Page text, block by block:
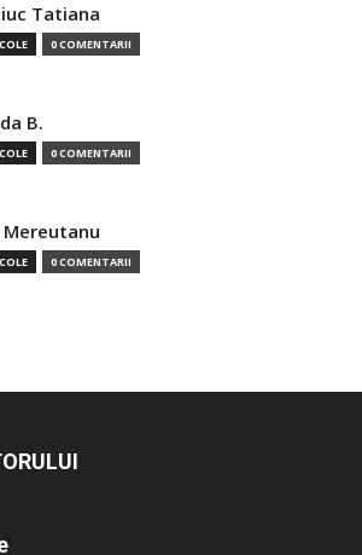
Tatiana
0 COMENTARII
B.
0 COMENTARII
0 COMENTARII